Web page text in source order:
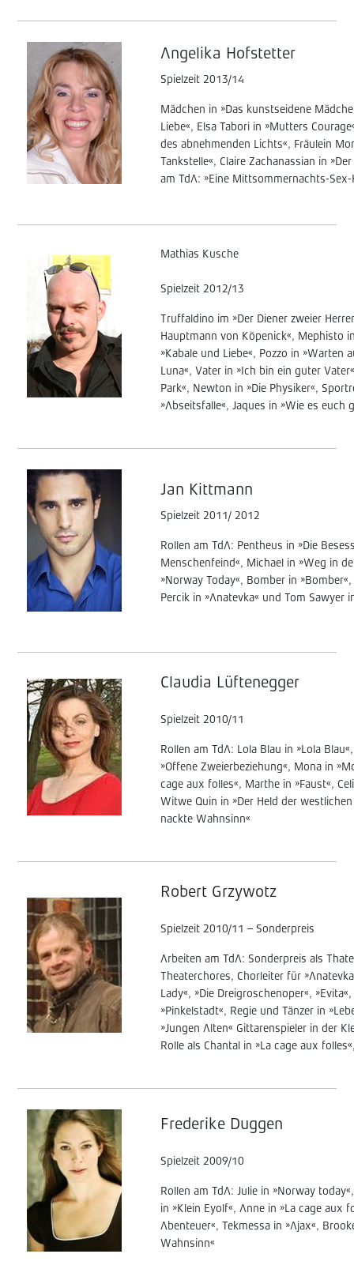
Angelika Hofstetter
Spielzeit 2013/14
Mädchen in »Das kunstseidene
Liebe«, Elsa Tabori in »Mutters
des abnehmenden Lichts«, Fräulein
Tankstelle«, Claire Zachanassian in
am TdA: »Eine Mittsommernachts-
Mathias Kusche
Spielzeit 2012/13
Truffaldino im »Der Diener zweier
Hauptmann von Köpenick«, Mephisto
»Kabale und Liebe«, Pozzo in »Warten
Luna«, Vater in »Ich bin ein guter
Park«, Newton in »Die Physiker«,
»Abseitsfalle«, Jaques in »Wie es euch
Jan Kittmann
Spielzeit 2011/ 2012
Rollen am TdA: Pentheus in »Die
Menschenfeind«, Michael in »Weg in
»Norway Today«, Bomber in
Percik in »Anatevka« und Tom Sawyer
Claudia Lüftenegger
Spielzeit 2010/11
Rollen am TdA: Lola Blau in »Lola
»Offene Zweierbeziehung«, Mona in
cage aux folles«, Marthe in »Faust«,
Witwe Quin in »Der Held der
nackte Wahnsinn«
Robert Grzywotz
Spielzeit 2010/11 – Sonderpreis
Arbeiten am TdA: Sonderpreis als
Theaterchores, Chorleiter für
Lady«, »Die Dreigroschenoper«,
»Pinkelstadt«, Regie und Tänzer in
»Jungen Alten« Gittarenspieler in der
Rolle als Chantal in »La cage aux
Frederike Duggen
Spielzeit 2009/10
Rollen am TdA: Julie in »Norway
in »Klein Eyolf«, Anne in »La cage aux
Abenteuer«, Tekmessa in »Ajax«,
Wahnsinn«